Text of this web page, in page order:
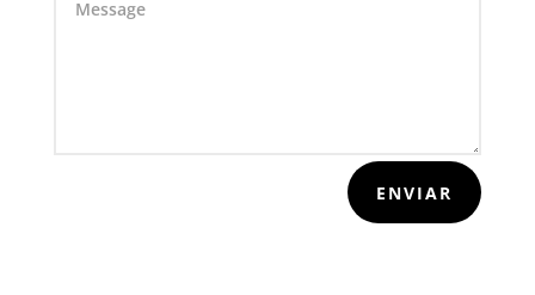
ENVIAR